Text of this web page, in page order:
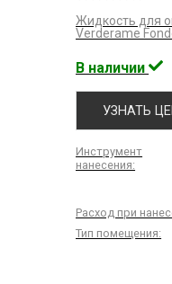
Жидкость для
Verderame
В наличии
УЗНАТЬ
Инструмент
нанесения:
Расход при
Тип помещения: